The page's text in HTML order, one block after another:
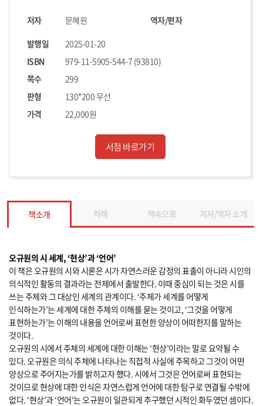
저자 문혜원
역자/편자
발행일
2025-01-20
ISBN
979-11-5905-544-7 (93810)
쪽수
299
판형
130*200 무선
가격
22,000원
서점 바로가기
책소개 차례 책속으로 저자/역자 소개
오규원의 시 세계, ‘현상’과 ‘언어’
이 책은 오규원의 시와 시론은 시가 자연스러운 감정의 표출이 아니라 시인의
의식적인 활동의 결과라는 전제에서 출발한다. 이때 중심이 되는 것은 시를
쓰는 주체와 그 대상인 세계의 관계이다. ‘주체가 세계를 어떻게
인식하는가’는 세계에 대한 주체의 이해를 묻는 것이고, ‘그것을 어떻게
표현하는가’는 이해의 내용을 언어로써 표현한 양상이 어떠한지를 말하는
것이다.
오규원의 시에서 주체의 세계에 대한 이해는 ‘현상’이라는 말로 요약될 수
있다. 오규원은 의식 주체에 나타나는 직접적 사실에 주목하고 그것이 어떤
양상으로 주어지는가를 밝히고자 했다. 시에서 그것은 언어로써 표현되는
것이므로 현상에 대한 인식은 자연스럽게 언어에 대한 탐구로 연결될 수밖에
없다. ‘현상’과 ‘언어’는 오규원이 일관되게 추구했던 시적인 화두였던 셈이다.